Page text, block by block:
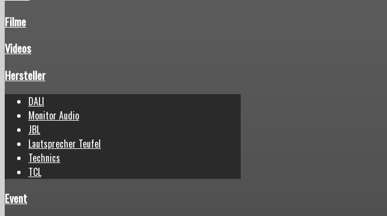
Filme
Videos
Hersteller
DALI
Monitor Audio
JBL
Lautsprecher Teufel
Technics
TCL
Event